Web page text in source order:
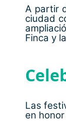
A partir
ciudad
Finca y
Las
en